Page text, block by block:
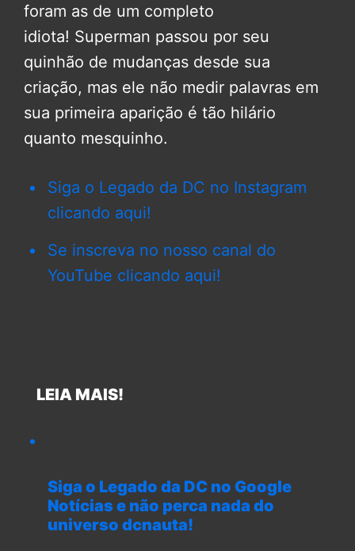
foram as de um completo
idiota! Superman passou por seu
quinhão de mudanças desde sua
criação, mas ele não medir palavras em
sua primeira aparição é tão hilário
quanto mesquinho.
Siga o Legado da DC no Instagram
clicando aqui!
Se inscreva no nosso canal do
YouTube clicando aqui!
LEIA MAIS!
Siga o Legado da DC no Google
Notícias e não perca nada do
universo dcnauta!